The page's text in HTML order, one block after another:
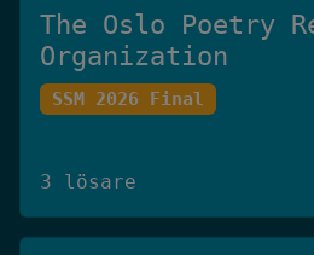
The Oslo Poetry
Organization
SSM 2026 Final
3 lösare